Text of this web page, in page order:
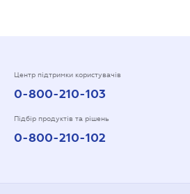
Центр підтримки користувачів
0-800-210-103
Підбір продуктів та рішень
0-800-210-102